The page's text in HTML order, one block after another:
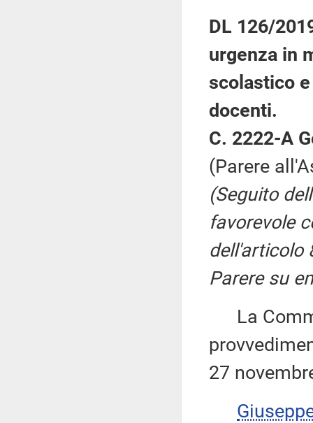
DL 126/
urgenza in
scolastico
docenti.
C. 2222-A
(Parere
(Seguito
favorevole
dell'articolo
Parere su
La
27